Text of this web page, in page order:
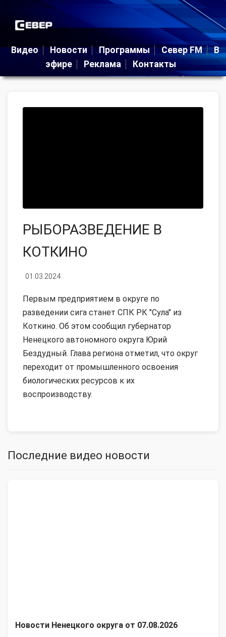
Видео Новости Программы Север FM
В
эфире
Реклама Контакты
РЫБОРАЗВЕДЕНИЕ В
КОТКИНО
01.03.2024
Первым предприятием в округе по
разведении сига станет СПК РК "Сула" из
Коткино. Об этом сообщил губернатор
Ненецкого автономного округа Юрий
Бездудный. Глава региона отметил, что округ
переходит от промышленного освоения
биологических ресурсов к их
воспроизводству.
Последние видео новости
Новости Ненецкого округа от 07.08.2026